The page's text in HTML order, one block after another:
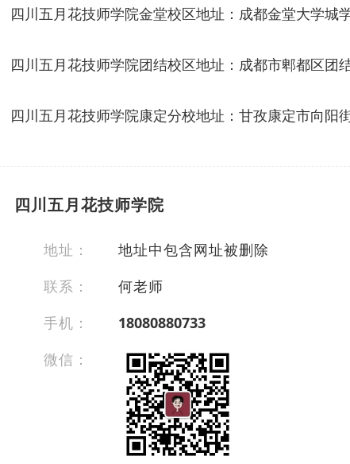
四川五月花技师学院金堂校区地址：成都金堂大学城
四川五月花技师学院团结校区地址：成都市郫都区团
四川五月花技师学院康定分校地址：甘孜康定市向阳
四川五月花技师学院
地址：
地址中包含网址被删除
联系：
何老师
手机：
18080880733
微信：